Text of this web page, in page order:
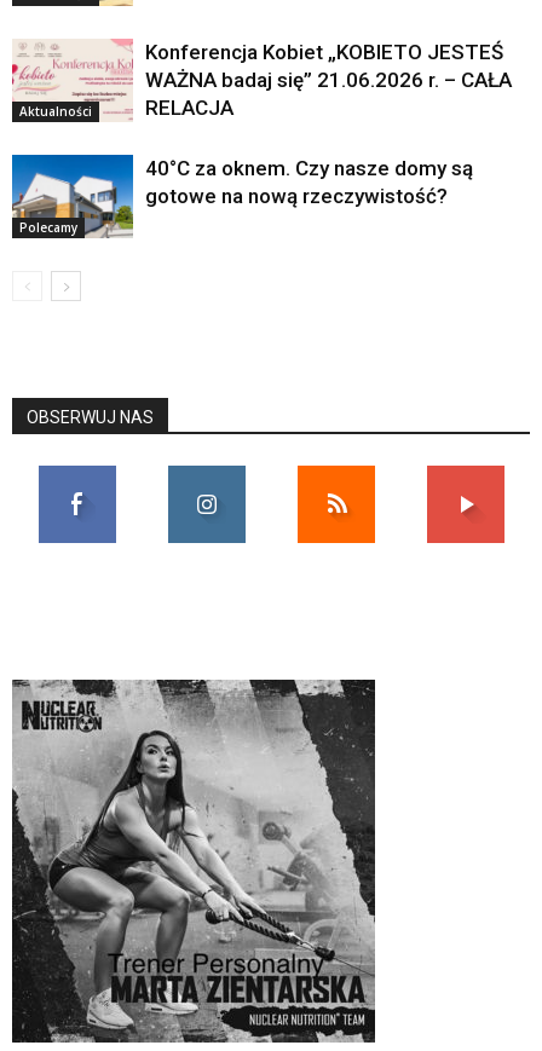
Aktualności
Konferencja Kobiet „KOBIETO JESTEŚ
WAŻNA badaj się” 21.06.2026 r. – CAŁA
RELACJA
Polecamy
40°C za oknem. Czy nasze domy są
gotowe na nową rzeczywistość?
OBSERWUJ NAS